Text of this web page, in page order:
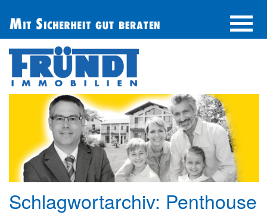
UNTERNEHMEN
IMMOBILIE FINDEN
IMMOBILIE ANBIETEN
BERATUNG
ÜBER UNS
SERVICE
Schlagwortarchiv: Penthouse